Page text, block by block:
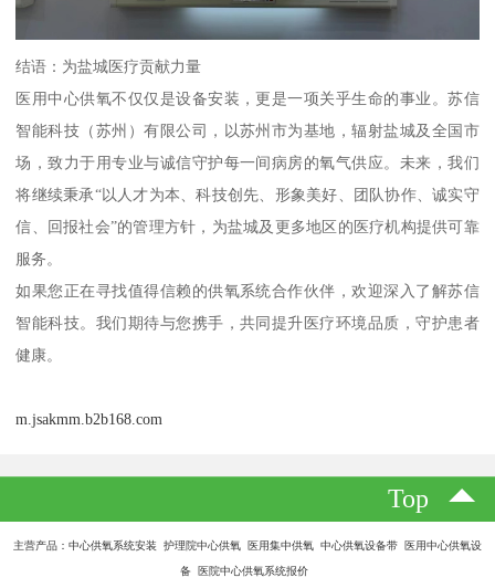
结语：为盐城医疗贡献力量
医用中心供氧不仅仅是设备安装，更是一项关乎生命的事业。苏信
智能科技（苏州）有限公司，以苏州市为基地，辐射盐城及全国市
场，致力于用专业与诚信守护每一间病房的氧气供应。未来，我们
将继续秉承“以人才为本、科技创先、形象美好、团队协作、诚实守
信、回报社会”的管理方针，为盐城及更多地区的医疗机构提供可靠
服务。
如果您正在寻找值得信赖的供氧系统合作伙伴，欢迎深入了解苏信
智能科技。我们期待与您携手，共同提升医疗环境品质，守护患者
健康。
m.jsakmm.b2b168.com
Top
主营产品：中心供氧系统安装 护理院中心供氧 医用集中供氧 中心供氧设备带 医用中心供氧设
备 医院中心供氧系统报价